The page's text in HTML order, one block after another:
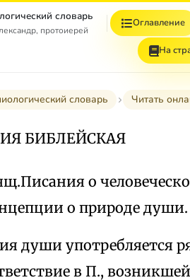
словарь
протоиерей
Оглавление
На
словарь Читать
БИБЛЕЙСКАЯ
о
о природе
души употребляется
в П.,